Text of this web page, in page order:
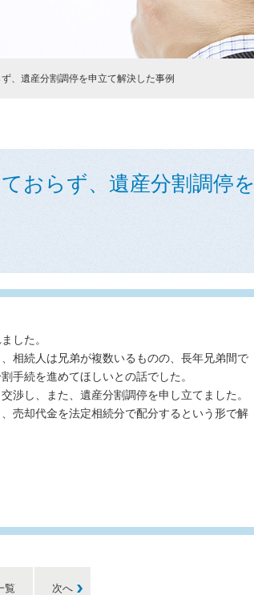
、遺産分割調停を申立て解決した事例
おらず、遺産分割調停を
した。
相続人は兄弟が複数いるものの、長年兄弟間で
手続を進めてほしいとの話でした。
渉し、また、遺産分割調停を申し立てました。
売却代金を法定相続分で配分するという形で解
覧 次へ